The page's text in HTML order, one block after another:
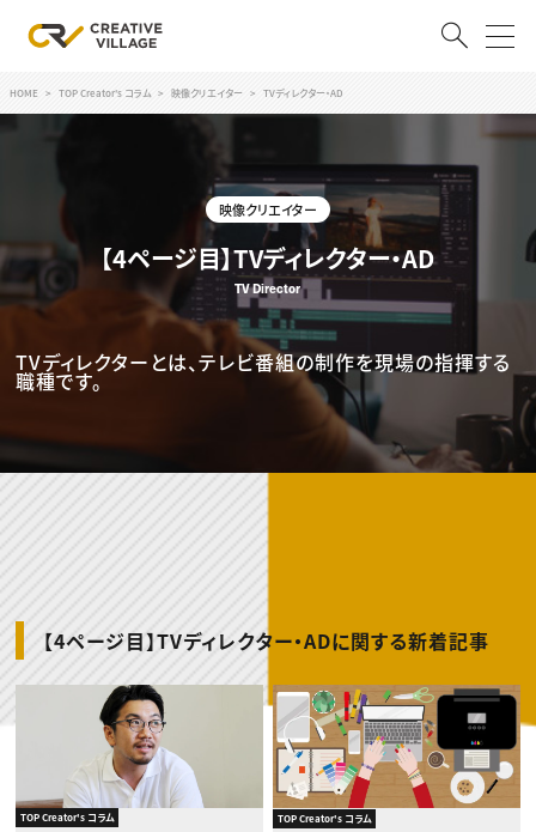
RECRUIT
クリエイター求人を探す
CREATIVE JOB求人検索
特集求人
採用説明会
転職支援サービス
CONTENTS
スキルアップしたい！
スキルアップしたい！ トップ
動画配信・映像制作
編集・ライティング
マーケティング
ディレクション
業界解説・キャリア事情
お役立ち基礎知識
TOP Creator’s コラム
TOP Creator’s コラム トップ
Webクリエイター
アプリクリエイター
映像クリエイター
マーケッター
クリエイターインタビュー
C＆R Magazine
セミナー
ニュース・トレンド
ニュース・トレンド トップ
Web
ゲーム・エンタメ
CREATIVE VILLAGEからのお知らせ
HOME TOP Creator's コラム 映像クリエイター TVディレクター・AD
映像クリエイター
【4ページ目】TVディレクター・AD
TV Director
TVディレクターとは、テレビ番組の制作を現場の指揮する
職種です。
【4ページ目】TVディレクター・ADに関する新着記事
TOP Creator's コラム TOP Creator's コラム